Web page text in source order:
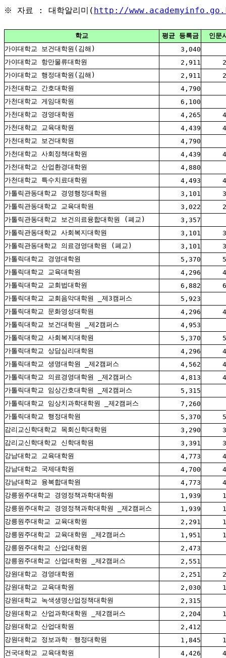
※ 자료 : 대학알리미( http://
학교 평균 등록금
인문
가야대학교 보건대학원(김해)
3,040
가야대학교 항만물류대학원
2,911
가야대학교 행정대학원(김해)
2,911
가천대학교 간호대학원
4,790
가천대학교 게임대학원
6,100
가천대학교 경영대학원
4,265
가천대학교 교육대학원
4,439
가천대학교 보건대학원
4,790
가천대학교 사회정책대학원
4,439
가천대학교 산업환경대학원
4,880
가천대학교 특수치료대학원
4,493
가톨릭관동대학교 경영행정대학원
3,101
가톨릭관동대학교 교육대학원
3,022
가톨릭관동대학교 보건의료융합대학원 (폐교)
3,357
가톨릭관동대학교 사회복지대학원
3,101
가톨릭관동대학교 의료경영대학원 (폐교)
3,101
가톨릭대학교 경영대학원
5,370
가톨릭대학교 교육대학원
4,296
가톨릭대학교 교회법대학원
6,882
가톨릭대학교 교회음악대학원 _제3캠퍼스
5,923
가톨릭대학교 문화영성대학원
4,296
가톨릭대학교 보건대학원 _제2캠퍼스
4,953
가톨릭대학교 사회복지대학원
5,370
가톨릭대학교 상담심리대학원
4,296
가톨릭대학교 생명대학원 _제2캠퍼스
4,562
가톨릭대학교 의료경영대학원 _제2캠퍼스
4,813
가톨릭대학교 임상간호대학원 _제2캠퍼스
5,315
가톨릭대학교 임상치과학대학원 _제2캠퍼스
7,260
가톨릭대학교 행정대학원
5,370
감리교신학대학교 목회신학대학원
3,290
감리교신학대학교 신학대학원
3,391
강남대학교 교육대학원
4,773
강남대학교 국제대학원
4,700
강남대학교 융복합대학원
4,773
강릉원주대학교 경영정책과학대학원
1,939
강릉원주대학교 경영정책과학대학원 _제2캠퍼스
1,939
강릉원주대학교 교육대학원
2,291
강릉원주대학교 교육대학원 _제2캠퍼스
1,951
강릉원주대학교 산업대학원
2,473
강릉원주대학교 산업대학원 _제2캠퍼스
2,551
강원대학교 경영대학원
2,251
강원대학교 교육대학원
2,030
강원대학교 녹색생명산업정책대학원
2,315
강원대학교 산업과학대학원 _제2캠퍼스
2,204
강원대학교 산업대학원
2,412
강원대학교 정보과학ㆍ행정대학원
1,845
건국대학교 교육대학원
4,426